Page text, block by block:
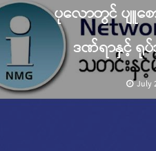
ပုလောတွင် ပျူစ
ဒဏ်ရာနှင့် ရု
July